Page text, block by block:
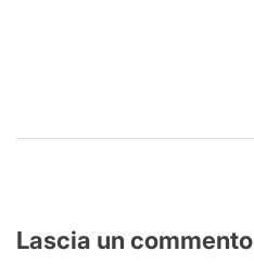
Lascia un commento